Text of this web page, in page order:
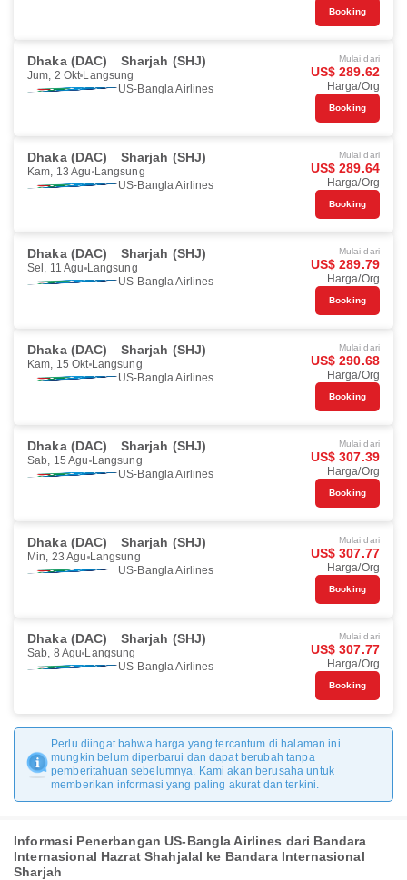
Booking
Dhaka (DAC) Sharjah (SHJ)
Jum, 2 Okt Langsung
US-Bangla Airlines
Mulai dari
US$ 289.62
Harga/Org
Booking
Dhaka (DAC) Sharjah (SHJ)
Kam, 13 Agu Langsung
US-Bangla Airlines
Mulai dari
US$ 289.64
Harga/Org
Booking
Dhaka (DAC) Sharjah (SHJ)
Sel, 11 Agu Langsung
US-Bangla Airlines
Mulai dari
US$ 289.79
Harga/Org
Booking
Dhaka (DAC) Sharjah (SHJ)
Kam, 15 Okt Langsung
US-Bangla Airlines
Mulai dari
US$ 290.68
Harga/Org
Booking
Dhaka (DAC) Sharjah (SHJ)
Sab, 15 Agu Langsung
US-Bangla Airlines
Mulai dari
US$ 307.39
Harga/Org
Booking
Dhaka (DAC) Sharjah (SHJ)
Min, 23 Agu Langsung
US-Bangla Airlines
Mulai dari
US$ 307.77
Harga/Org
Booking
Dhaka (DAC) Sharjah (SHJ)
Sab, 8 Agu Langsung
US-Bangla Airlines
Mulai dari
US$ 307.77
Harga/Org
Booking
Perlu diingat bahwa harga yang tercantum di halaman ini
mungkin belum diperbarui dan dapat berubah tanpa
pemberitahuan sebelumnya. Kami akan berusaha untuk
memberikan informasi yang paling akurat dan terkini.
Informasi Penerbangan US-Bangla Airlines dari Bandara
Internasional Hazrat Shahjalal ke Bandara Internasional
Sharjah